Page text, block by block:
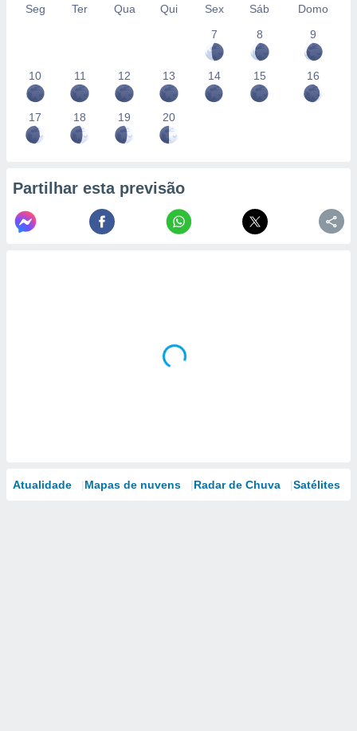
Seg Ter Qua Qui Sex Sáb
Domo
7
8 9
10 11 12 13 14 15 16
17 18 19 20
Partilhar esta previsão
Atualidade Mapas de nuvens Radar de Chuva Satélites